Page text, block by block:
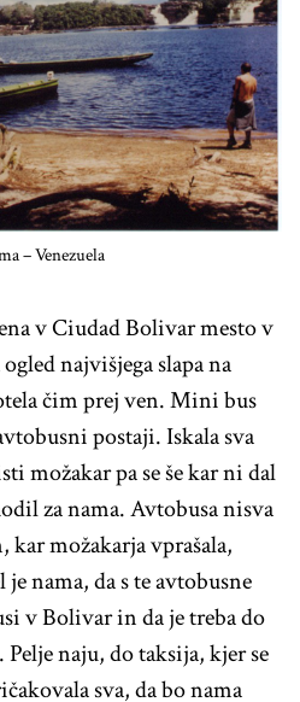
– Venezuela
v Ciudad Bolivar mesto v
najvišjega slapa na
čim prej ven. Mini bus
postaji. Iskala sva
možakar pa se še kar ni dal
za nama. Avtobusa nisva
kar možakarja vprašala,
nama, da s te avtobusne
v Bolivar in da je treba do
naju, do taksija, kjer se
sva, da bo nama